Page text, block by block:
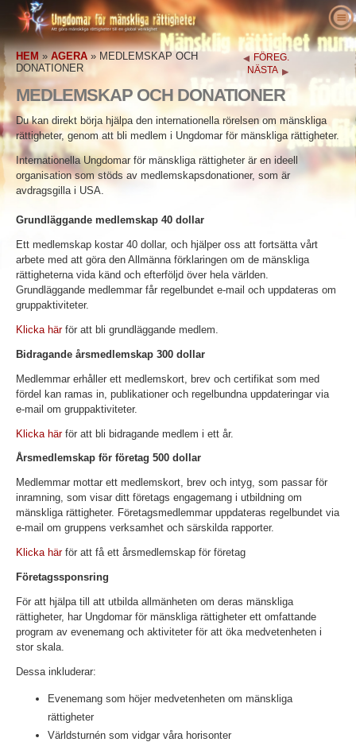
Om oss
Vad är Ungdomar för mänskliga rättigheter?
Vårt syfte
Ungdomar för mänskliga rättigheter – historik
Chefpersonal
Rådgivande styrelse
YHRI:s samarbetspartners
Kungörelser och erkännanden
Bekräftelser
Vad är mänskliga rättigheter
Definition på mänskliga rättigheter
Bakgrunden till mänskliga rättigheter
Den Allmänna förklaringen om de mänskliga
rättigheterna
Utbildare
Välkommen
Information om undervisningspaket
Resultat från utbildare
Kursplan för mänskliga rättigheter
Program för utbildare
Programmets implementering
Agera
Engagera dig
Namninsamling
Medlemskap och donationer
Grupper
Tävlingar
Röster för mänskliga rättigheter
Förkämpar för mänskliga rättigheter
Människorättsorganisationer
Kränkningar av mänskliga rättigheter
Nyheter
Beställ
Kontakta
HEM » AGERA » MEDLEMSKAP OCH
DONATIONER
FÖREG.
NÄSTA
MEDLEMSKAP OCH DONATIONER
Du kan direkt börja hjälpa den internationella rörelsen om mänskliga
rättigheter, genom att bli medlem i Ungdomar för mänskliga rättigheter.
Internationella Ungdomar för mänskliga rättigheter är en ideell
organisation som stöds av medlemskapsdonationer, som är
avdragsgilla i USA.
Breda mediekampanjer-samhällsinformation om mänskliga rättigheter
och publicering av annonser om mänskliga rättigheter.
Grundläggande medlemskap 40 dollar
Ett medlemskap kostar 40 dollar, och hjälper oss att fortsätta vårt
arbete med att göra den Allmänna förklaringen om de mänskliga
rättigheterna vida känd och efterföljd över hela världen.
Grundläggande medlemmar får regelbundet e-mail och uppdateras om
gruppaktiviteter.
Klicka härför att bli grundläggande medlem.
Bidragande årsmedlemskap 300 dollar
Medlemmar erhåller ett medlemskort, brev och certifikat som med
fördel kan ramas in, publikationer och regelbundna uppdateringar via
e-mail om gruppaktiviteter.
Klicka härför att bli bidragande medlem i ett år.
Årsmedlemskap för företag 500 dollar
Medlemmar mottar ett medlemskort, brev och intyg, som passar för
inramning, som visar ditt företags engagemang i utbildning om
mänskliga rättigheter. Företagsmedlemmar uppdateras regelbundet via
e-mail om gruppens verksamhet och särskilda rapporter.
Klicka härför att få ett årsmedlemskap för företag
Företagssponsring
För att hjälpa till att utbilda allmänheten om deras mänskliga
rättigheter, har Ungdomar för mänskliga rättigheter ett omfattande
program av evenemang och aktiviteter för att öka medvetenheten i
stor skala.
Dessa inkluderar:
Evenemang som höjer medvetenheten om mänskliga
rättigheter
Världsturnén som vidgar våra horisonter